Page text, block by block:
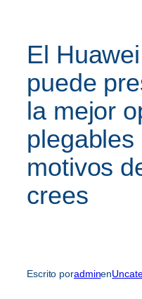
El
puede
la mejor
motivos
crees
Escrito poradminen